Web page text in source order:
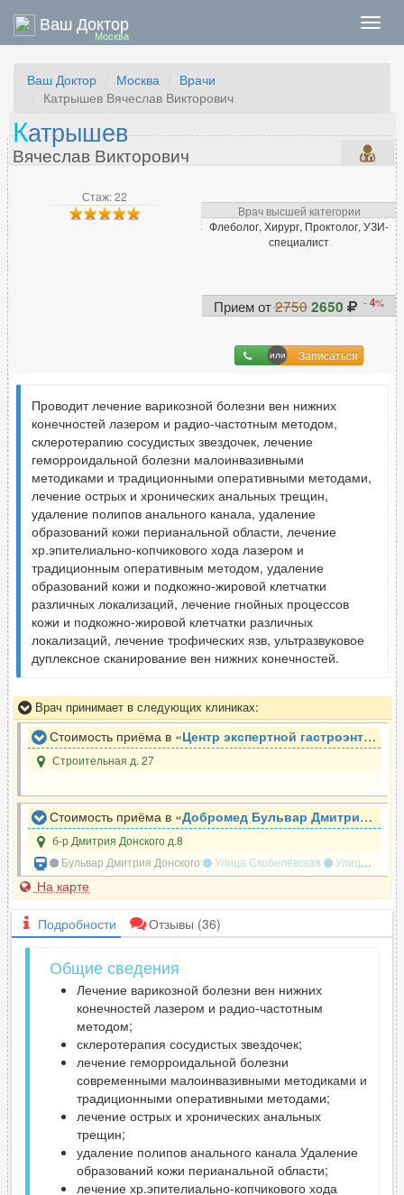
Ваш Доктор
Москва
Ваш Доктор Москва
Врачи
Катрышев Вячеслав Викторович
Стаж: 22
Врач высшей категории
Флеболог, Хирург, Проктолог, УЗИ-
специалист
Прием от2750 2650 -4%
Записаться
Катрышев
Вячеслав Викторович
Проводит лечение варикозной болезни вен нижних
конечностей лазером и радио-частотным методом,
склеротерапию сосудистых звездочек, лечение
геморроидальной болезни малоинвазивными
методиками и традиционными оперативными методами,
лечение острых и хронических анальных трещин,
удаление полипов анального канала, удаление
образований кожи перианальной области, лечение
хр.эпителиально-копчикового хода лазером и
традиционным оперативным методом, удаление
образований кожи и подкожно-жировой клетчатки
различных локализаций, лечение гнойных процессов
кожи и подкожно-жировой клетчатки различных
локализаций, лечение трофических язв, ультразвуковое
дуплексное сканирование вен нижних конечностей.
Врач принимает в следующих клиниках:
Стоимость приёма в «Центр экспертной гастроэнтерологии Президент
Строительная д. 27
Стоимость приёма в «Добромед Бульвар Дмитрия Донского
б-р Дмитрия Донского д.8
Бульвар Дмитрия Донского
Улица Скобелевская Улица Старокачаловская
На карте
Подробности Отзывы (36)
Общие сведения
Лечение варикозной болезни вен нижних
конечностей лазером и радио-частотным
методом;
склеротерапия сосудистых звездочек;
лечение геморроидальной болезни
современными малоинвазивными методиками и
традиционными оперативными методами;
лечение острых и хронических анальных
трещин;
удаление полипов анального канала Удаление
образований кожи перианальной области;
лечение хр.эпителиально-копчикового хода